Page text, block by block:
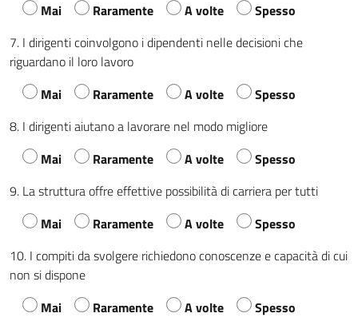
Mai
Raramente A volte
Spesso
7. I dirigenti coinvolgono i dipendenti nelle decisioni che
riguardano il loro lavoro
Mai
Raramente A volte
Spesso
8. I dirigenti aiutano a lavorare nel modo migliore
Mai
Raramente A volte
Spesso
9. La struttura offre effettive possibilità di carriera per tutti
Mai
Raramente A volte
Spesso
10. I compiti da svolgere richiedono conoscenze e capacità di cui
non si dispone
Mai
Raramente A volte
Spesso